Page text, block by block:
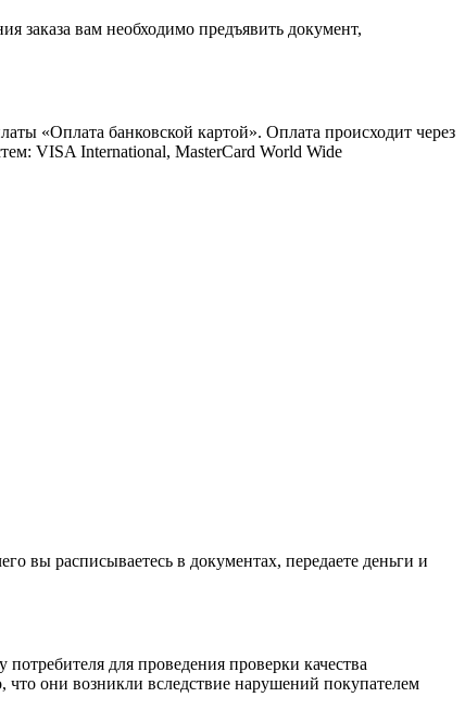
вам необходимо предъявить документ,
«Оплата банковской картой». Оплата происходит через
VISA International, MasterCard World Wide
вы расписываетесь в документах, передаете деньги и
для проведения проверки качества
что они возникли вследствие нарушений покупателем